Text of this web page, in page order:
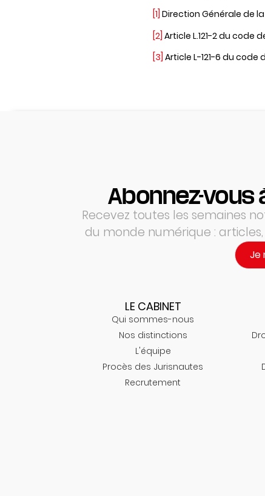
[1] Direction Générale de
[2] Article L.121-2 du code
[3] Article L-121-6 du
Abonnez-
Recevez toutes les semaines
du monde numérique :
Je
LE CABINET
Qui sommes-nous
Nos distinctions
L'équipe
Procès des Jurisnautes
Recrutement